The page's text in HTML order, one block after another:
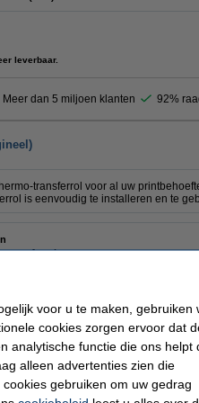
leverbaar.
Meer dan 5 miljoen klanten 92%
transferrol voor al uw
is eenvoudig te installeren en te
voor u te maken, gebruiken
cookies zorgen ervoor dat
analytische functie die ons helpt
alleen advertenties zien die
gebruiken om uw gedrag